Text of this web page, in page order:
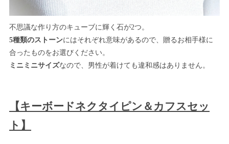
不思議な作り方のキューブに輝く石が2つ。
5種類のストーンにはそれぞれ意味があるので、贈るお相手様に
合ったものをお選びください。
ミニミニサイズなので、男性が着けても違和感はありません。
【キーボードネクタイピン＆カフスセッ
ト】